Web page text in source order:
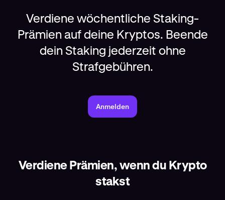
Verdiene wöchentliche Staking-
Prämien auf deine Kryptos. Beende
dein Staking jederzeit ohne
Strafgebühren.
Anmelden
Verdiene Prämien, wenn du Krypto
stakst